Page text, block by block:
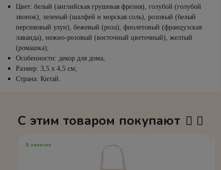
Цвет: белый (английская грушевая фрезия), голубой (голубой
звонок), зеленый (шалфей и морская соль), розовый (белый
персиковый улун), бежевый (роза), фиолетовый (французская
лаванда), нежно-розовый (восточный цветочный), желтый
(ромашка);
Особенности: декор для дома;
Размер: 3,5 х 4,5 см;
Страна: Китай.
С этим товаром покупают
В наличии